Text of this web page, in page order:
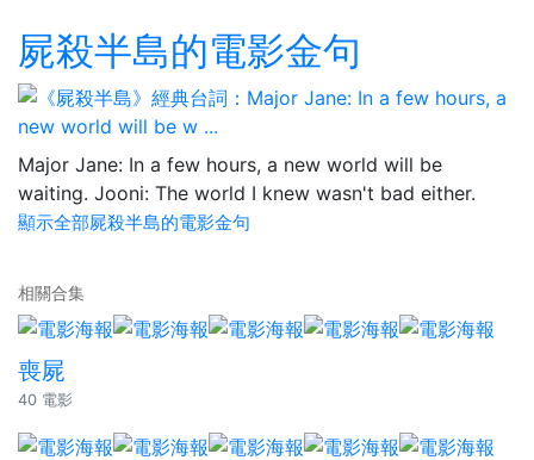
屍殺半島的電影金句
Major Jane: In a few hours, a new world will be
waiting. Jooni: The world I knew wasn't bad either.
顯示全部屍殺半島的電影金句
相關合集
喪屍
40 電影